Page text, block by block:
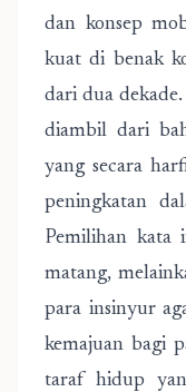
dan konsep
kuat di benak
dari dua
diambil dari
yang secara
peningkatan
Pemilihan kata
matang,
para insinyur
kemajuan bagi
taraf hidup